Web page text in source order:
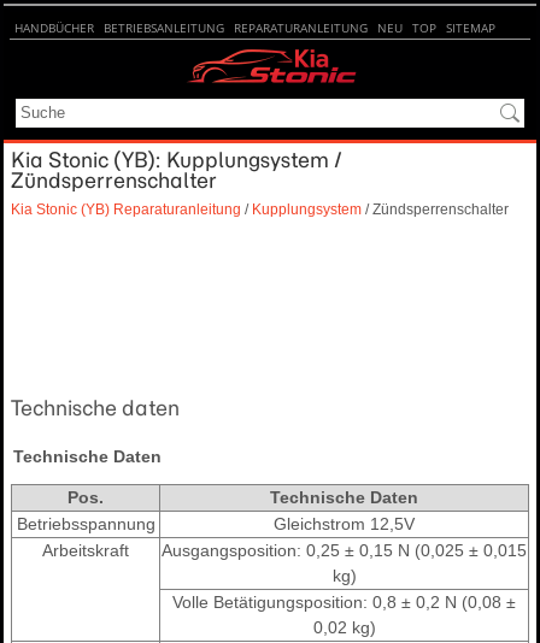
HANDBÜCHER BETRIEBSANLEITUNG REPARATURANLEITUNG NEU TOP SITEMAP
Kia Stonic (YB): Kupplungsystem /
Zündsperrenschalter
Kia Stonic (YB) Reparaturanleitung / Kupplungsystem / Zündsperrenschalter
Technische daten
Technische Daten
Pos.
Technische Daten
Betriebsspannung
Gleichstrom 12,5V
Arbeitskraft
Ausgangsposition: 0,25 ± 0,15 N (0,025 ± 0,015
kg)
Volle Betätigungsposition: 0,8 ± 0,2 N (0,08 ±
0,02 kg)